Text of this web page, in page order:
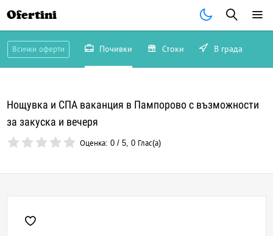
Ofertini
Всички оферти Почивки Стоки В града
Нощувка и СПА ваканция в Пампорово с възможности
за закуска и вечеря
Оценка:0 /5,0 Глас(а)